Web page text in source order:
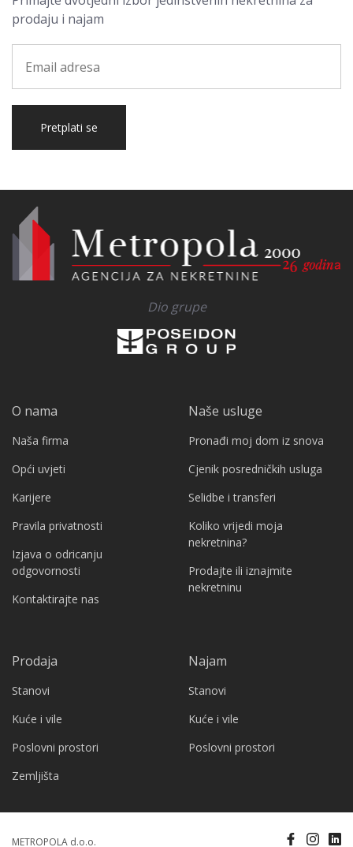
prodaju i najam
Pretplati se
Dio grupe
O nama
Naša firma
Opći uvjeti
Karijere
Pravila privatnosti
Izjava o odricanju
odgovornosti
Kontaktirajte nas
Naše usluge
Pronađi moj dom iz snova
Cjenik posredničkih usluga
Selidbe i transferi
Koliko vrijedi moja
nekretnina?
Prodajte ili iznajmite
nekretninu
Prodaja
Stanovi
Kuće i vile
Poslovni prostori
Zemljišta
Najam
Stanovi
Kuće i vile
Poslovni prostori
METROPOLA d.o.o.